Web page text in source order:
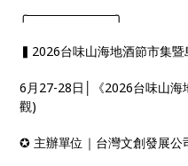
╭──────────╮
▍2026台味山海地酒節市集
6月27-28日│《2026台味山海
觀)
✪ 主辦單位｜台灣文創發展公